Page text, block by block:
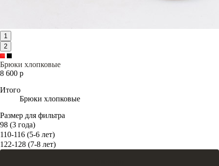
1
2
Брюки хлопковые
8 600 р
Итого
Брюки хлопковые
Размер для фильтра
98 (3 года)
110-116 (5-6 лет)
122-128 (7-8 лет)